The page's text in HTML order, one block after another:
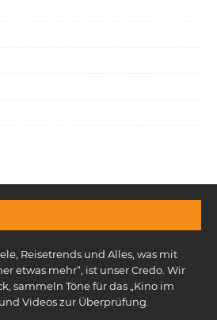
Reisetrends und Alles, was mit
etwas mehr“, ist unser Credo. Wir
sammeln Töne für das „Kino im
Videos zur Überprüfung.